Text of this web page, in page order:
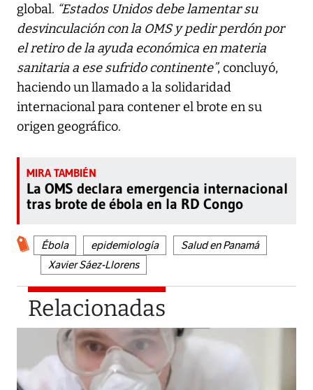
global. “Estados Unidos debe lamentar su
desvinculación con la OMS y pedir perdón por
el retiro de la ayuda económica en materia
sanitaria a ese sufrido continente”, concluyó,
haciendo un llamado a la solidaridad
internacional para contener el brote en su
origen geográfico.
La OMS declara emergencia internacional
tras brote de ébola en la RD Congo
Ébola epidemiología
Salud en Panamá
Xavier Sáez-Llorens
Relacionadas